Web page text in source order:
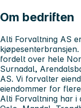
Om bedriften
Alti Forvaltning AS
fordelt over hele
Surnadal,
AS. Vi forvalter
eiendommer for
Alti Forvaltning har i